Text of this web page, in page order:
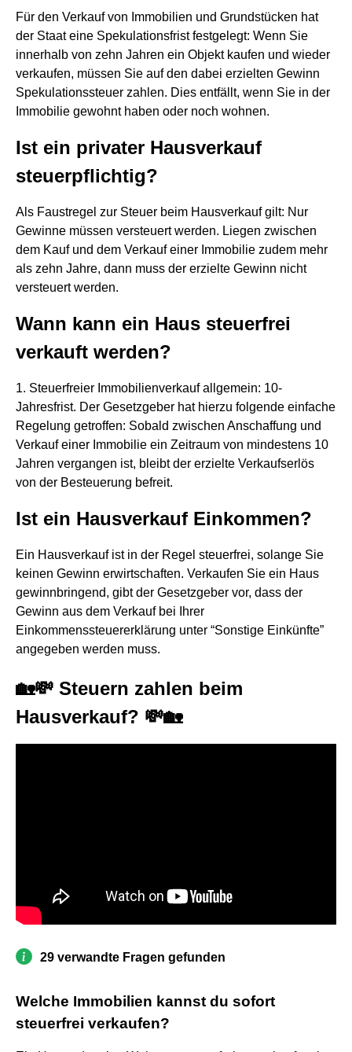
Für den Verkauf von Immobilien und Grundstücken hat
der Staat eine Spekulationsfrist festgelegt: Wenn Sie
innerhalb von zehn Jahren ein Objekt kaufen und wieder
verkaufen, müssen Sie auf den dabei erzielten Gewinn
Spekulationssteuer zahlen. Dies entfällt, wenn Sie in der
Immobilie gewohnt haben oder noch wohnen.
Ist ein privater Hausverkauf
steuerpflichtig?
Als Faustregel zur Steuer beim Hausverkauf gilt: Nur
Gewinne müssen versteuert werden. Liegen zwischen
dem Kauf und dem Verkauf einer Immobilie zudem mehr
als zehn Jahre, dann muss der erzielte Gewinn nicht
versteuert werden.
Wann kann ein Haus steuerfrei
verkauft werden?
1. Steuerfreier Immobilienverkauf allgemein: 10-
Jahresfrist. Der Gesetzgeber hat hierzu folgende einfache
Regelung getroffen: Sobald zwischen Anschaffung und
Verkauf einer Immobilie ein Zeitraum von mindestens 10
Jahren vergangen ist, bleibt der erzielte Verkaufserlös
von der Besteuerung befreit.
Ist ein Hausverkauf Einkommen?
Ein Hausverkauf ist in der Regel steuerfrei, solange Sie
keinen Gewinn erwirtschaften. Verkaufen Sie ein Haus
gewinnbringend, gibt der Gesetzgeber vor, dass der
Gewinn aus dem Verkauf bei Ihrer
Einkommenssteuererklärung unter “Sonstige Einkünfte”
angegeben werden muss.
🏡💸 Steuern zahlen beim
Hausverkauf? 💸🏡
29 verwandte Fragen gefunden
Welche Immobilien kannst du sofort
steuerfrei verkaufen?